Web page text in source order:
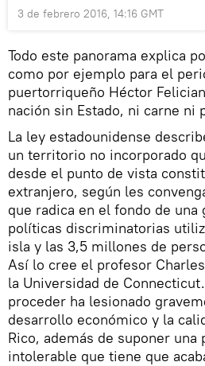
3 de febrero 2016, 14:16 GMT
Todo este panorama explica
como por ejemplo para el
puertorriqueño Héctor
nación sin Estado, ni carne ni
La ley estadounidense
un territorio no incorporado
desde el punto de vista
extranjero, según les
que radica en el fondo de una
políticas discriminatorias
isla y las 3,5 millones de
Así lo cree el profesor
la Universidad de
proceder ha lesionado
desarrollo económico y la
Rico, además de suponer
intolerable que tiene que